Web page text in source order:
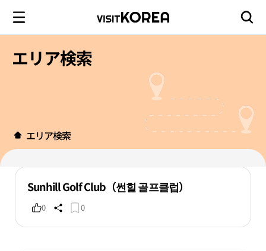
エリア検索
エリア検索
Sunhill Golf Club（썬힐 골프클럽）
0 0